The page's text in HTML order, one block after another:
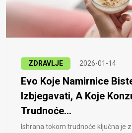
ZDRAVLJE 2026-01-14
Evo Koje Namirnice
Izbjegavati, A Koje
Trudnoće...
Ishrana tokom trudnoće ključna je